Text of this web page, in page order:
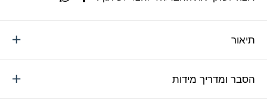
תיאור
הסבר ומדריך מידות